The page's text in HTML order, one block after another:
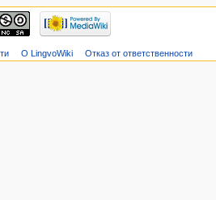
О LingvoWiki Отказ от ответственности